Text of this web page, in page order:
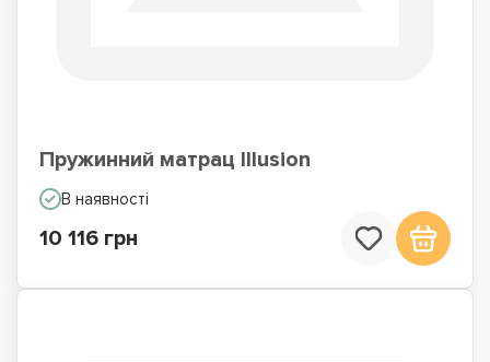
Пружинний матрац Illusion
В наявності
10 116 грн